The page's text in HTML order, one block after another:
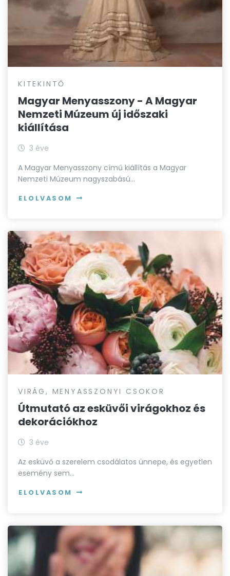
KITEKINTŐ
Magyar Menyasszony - A Magyar
Nemzeti Múzeum új időszaki
kiállítása
3 éve
A Magyar Menyasszony című kiállítás a Magyar
Nemzeti Múzeum nagyszabású…
ELOLVASOM
VIRÁG, MENYASSZONYI CSOKOR
Útmutató az esküvői virágokhoz és
dekorációkhoz
3 éve
Az esküvő a szerelem csodálatos ünnepe, és egyetlen
esemény sem…
ELOLVASOM